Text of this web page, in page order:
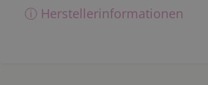
ⓘ Herstellerinformationen